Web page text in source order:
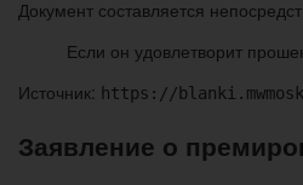
Документ составляется
Если он удовлетворит
Источник: https://
Заявление о